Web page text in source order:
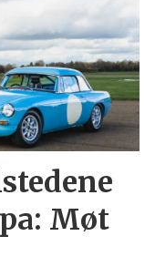
Møt